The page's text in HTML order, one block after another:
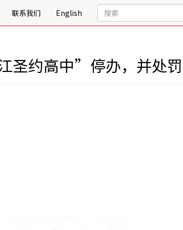
联系我们 English
圣约高中”停办，并处